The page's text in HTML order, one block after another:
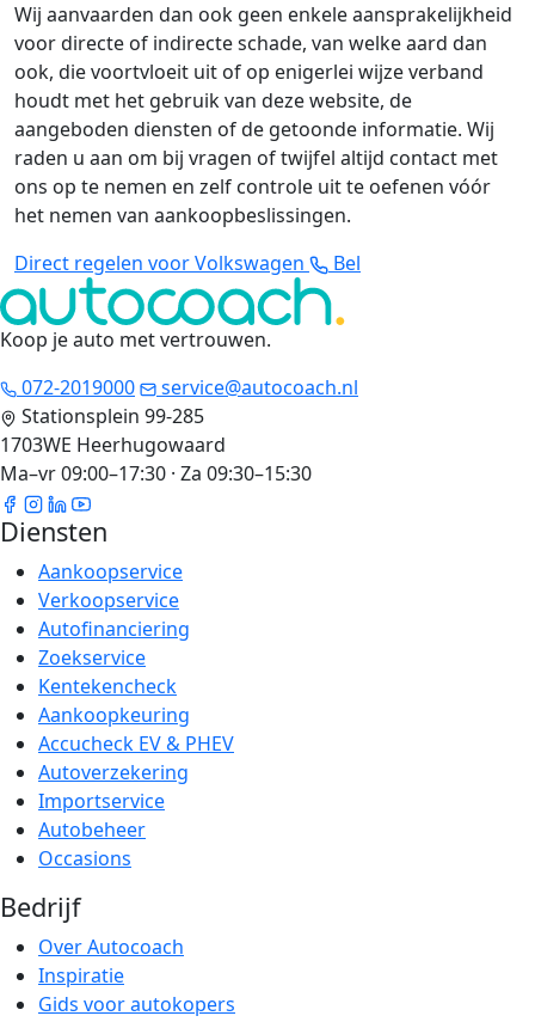
Wij aanvaarden dan ook geen enkele aansprakelijkheid
voor directe of indirecte schade, van welke aard dan
ook, die voortvloeit uit of op enigerlei wijze verband
houdt met het gebruik van deze website, de
aangeboden diensten of de getoonde informatie. Wij
raden u aan om bij vragen of twijfel altijd contact met
ons op te nemen en zelf controle uit te oefenen vóór
het nemen van aankoopbeslissingen.
Direct regelen voor Volkswagen
Bel
Koop je auto met vertrouwen.
072-2019000
service@autocoach.nl
Stationsplein 99-285
1703WE Heerhugowaard
Ma–vr 09:00–17:30 · Za 09:30–15:30
Diensten
Aankoopservice
Verkoopservice
Autofinanciering
Zoekservice
Kentekencheck
Aankoopkeuring
Accucheck EV & PHEV
Autoverzekering
Importservice
Autobeheer
Occasions
Bedrijf
Over Autocoach
Inspiratie
Gids voor autokopers